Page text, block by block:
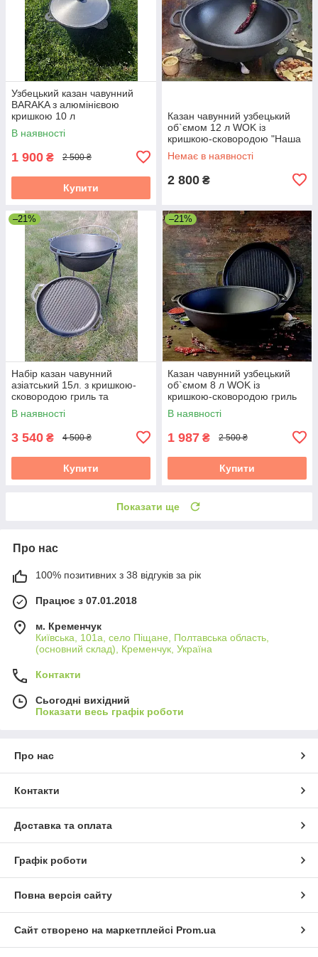
Узбецький казан чавунний
BARAKA з алюмінієвою
кришкою 10 л
В наявності
1 900 ₴ 2 500 ₴
Купити
Казан чавунний узбецький
об`ємом 12 л WOK із
кришкою-сковородою "Наша
Майстерня" (товстостінний)
Немає в наявності
2 800 ₴
–21%
Набір казан чавунний
азіатський 15л. з кришкою-
сковородою гриль та
підставкою Brizoll
В наявності
3 540 ₴ 4 500 ₴
Купити
–21%
Казан чавунний узбецький
об`ємом 8 л WOK із
кришкою-сковородою гриль
"Наша Майстерня"
В наявності
1 987 ₴ 2 500 ₴
Купити
Показати ще
Про нас
100% позитивних з 38 відгуків за рік
Працює з 07.01.2018
м. Кременчук
Київська, 101а, село Піщане, Полтавська область,
(основний склад), Кременчук, Україна
Контакти
Сьогодні вихідний
Показати весь графік роботи
Про нас
Контакти
Доставка та оплата
Графік роботи
Повна версія сайту
Сайт створено на маркетплейсі Prom.ua